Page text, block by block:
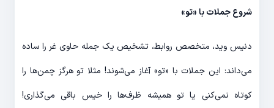
شروع جملات با «تو»
دنیس وید، متخصص روابط، تشخیص یک جمله حاوی غر را ساده
می‌داند: این جملات با «تو» آغاز می‌شوند! مثلا تو هرگز چمن‌ها را
کوتاه نمی‌کنی یا تو همیشه ظرف‌ها را خیس باقی می‌گذاری!